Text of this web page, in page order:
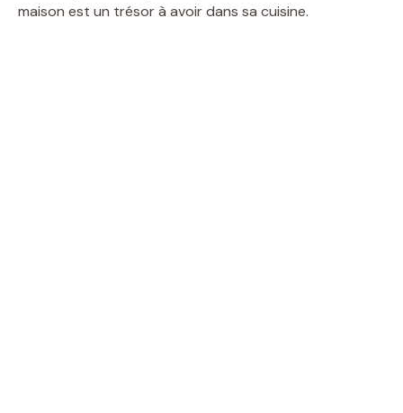
maison est un trésor à avoir dans sa cuisine.